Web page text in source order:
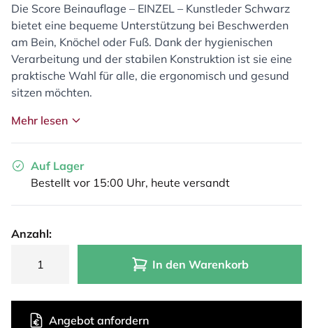
Die Score Beinauflage – EINZEL – Kunstleder Schwarz
bietet eine bequeme Unterstützung bei Beschwerden
am Bein, Knöchel oder Fuß. Dank der hygienischen
Verarbeitung und der stabilen Konstruktion ist sie eine
praktische Wahl für alle, die ergonomisch und gesund
sitzen möchten.
Mehr lesen
Auf Lager
Bestellt vor 15:00 Uhr, heute versandt
Anzahl:
In den Warenkorb
Angebot anfordern